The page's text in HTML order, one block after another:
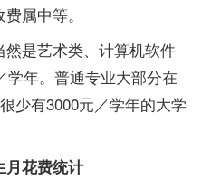
属中等。
是艺术类、计算机软件
学年。普通专业大部分在
少有3000元／学年的大学
花费统计